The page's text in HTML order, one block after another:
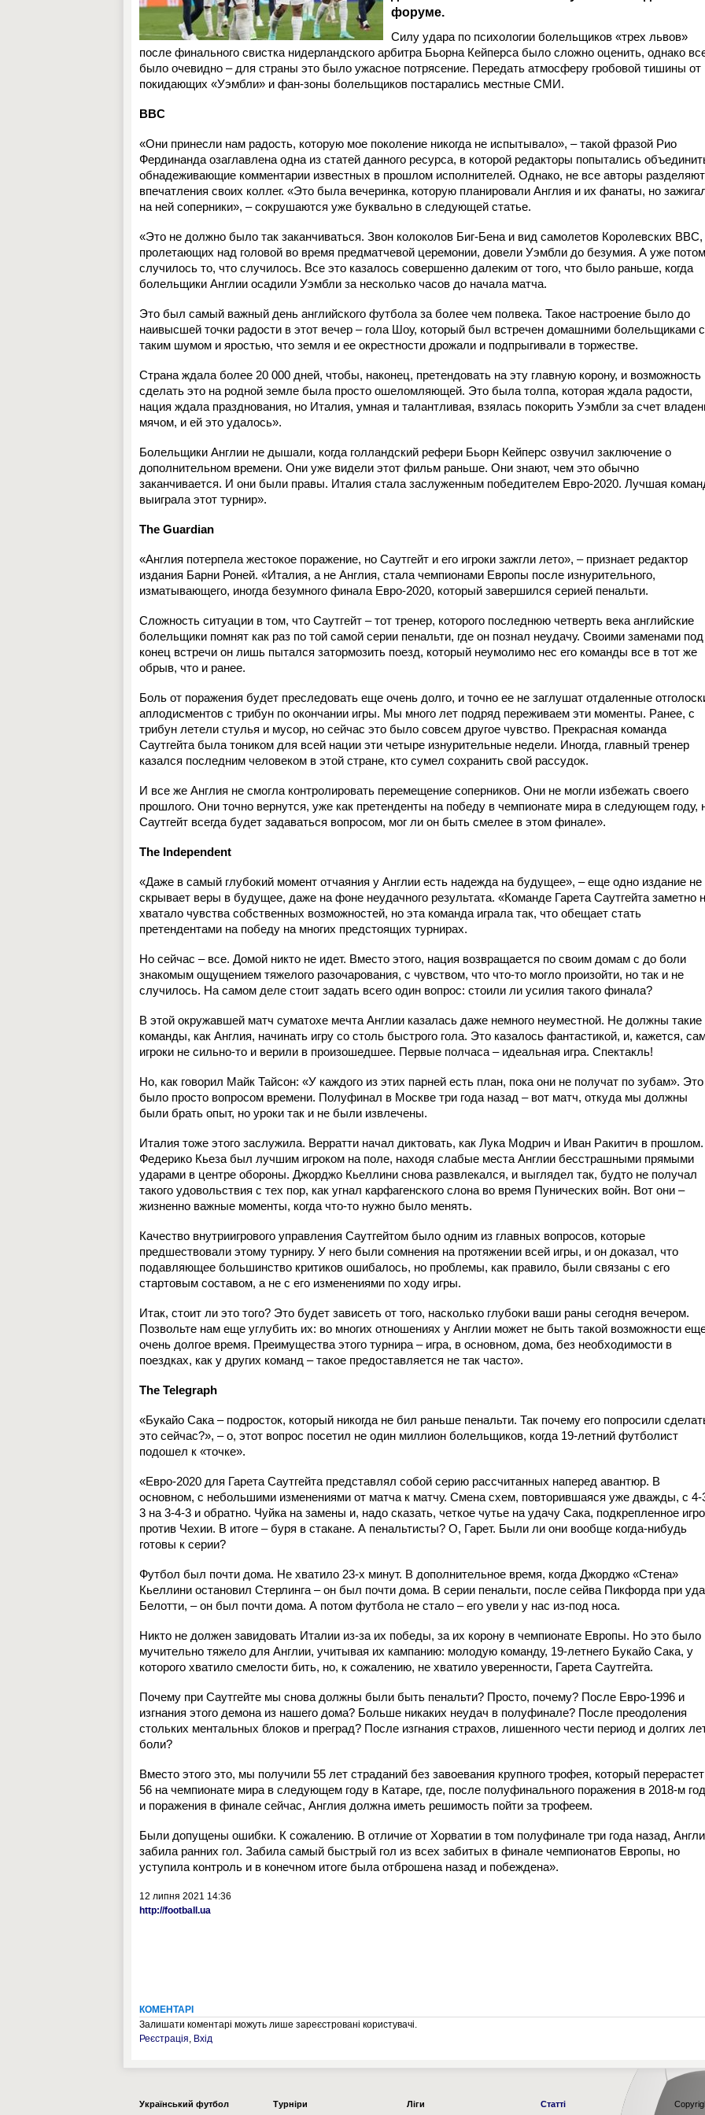
форуме.
Силу удара по психологии болельщиков «трех львов»
после финального свистка нидерландского арбитра Бьорна Кейперса было сложно оценить, однако
было очевидно – для страны это было ужасное потрясение. Передать атмосферу гробовой тишины от
покидающих «Уэмбли» и фан-зоны болельщиков постарались местные СМИ.
BBC
«Они принесли нам радость, которую мое поколение никогда не испытывало», – такой фразой Рио
Фердинанда озаглавлена одна из статей данного ресурса, в которой редакторы попытались
обнадеживающие комментарии известных в прошлом исполнителей. Однако, не все авторы разделяют
впечатления своих коллег. «Это была вечеринка, которую планировали Англия и их фанаты, но
на ней соперники», – сокрушаются уже буквально в следующей статье.
«Это не должно было так заканчиваться. Звон колоколов Биг-Бена и вид самолетов Королевских ВВС,
пролетающих над головой во время предматчевой церемонии, довели Уэмбли до безумия. А уже потом
случилось то, что случилось. Все это казалось совершенно далеким от того, что было раньше, когда
болельщики Англии осадили Уэмбли за несколько часов до начала матча.
Это был самый важный день английского футбола за более чем полвека. Такое настроение было до
наивысшей точки радости в этот вечер – гола Шоу, который был встречен домашними болельщиками с
таким шумом и яростью, что земля и ее окрестности дрожали и подпрыгивали в торжестве.
Страна ждала более 20 000 дней, чтобы, наконец, претендовать на эту главную корону, и возможность
сделать это на родной земле была просто ошеломляющей. Это была толпа, которая ждала радости,
нация ждала празднования, но Италия, умная и талантливая, взялась покорить Уэмбли за счет
мячом, и ей это удалось».
Болельщики Англии не дышали, когда голландский рефери Бьорн Кейперс озвучил заключение о
дополнительном времени. Они уже видели этот фильм раньше. Они знают, чем это обычно
заканчивается. И они были правы. Италия стала заслуженным победителем Евро-2020. Лучшая
выиграла этот турнир».
The Guardian
«Англия потерпела жестокое поражение, но Саутгейт и его игроки зажгли лето», – признает редактор
издания Барни Роней. «Италия, а не Англия, стала чемпионами Европы после изнурительного,
изматывающего, иногда безумного финала Евро-2020, который завершился серией пенальти.
Сложность ситуации в том, что Саутгейт – тот тренер, которого последнюю четверть века английские
болельщики помнят как раз по той самой серии пенальти, где он познал неудачу. Своими заменами под
конец встречи он лишь пытался затормозить поезд, который неумолимо нес его команды все в тот же
обрыв, что и ранее.
Боль от поражения будет преследовать еще очень долго, и точно ее не заглушат отдаленные
аплодисментов с трибун по окончании игры. Мы много лет подряд переживаем эти моменты. Ранее, с
трибун летели стулья и мусор, но сейчас это было совсем другое чувство. Прекрасная команда
Саутгейта была тоником для всей нации эти четыре изнурительные недели. Иногда, главный тренер
казался последним человеком в этой стране, кто сумел сохранить свой рассудок.
И все же Англия не смогла контролировать перемещение соперников. Они не могли избежать своего
прошлого. Они точно вернутся, уже как претенденты на победу в чемпионате мира в следующем году,
Саутгейт всегда будет задаваться вопросом, мог ли он быть смелее в этом финале».
The Independent
«Даже в самый глубокий момент отчаяния у Англии есть надежда на будущее», – еще одно издание не
скрывает веры в будущее, даже на фоне неудачного результата. «Команде Гарета Саутгейта заметно
хватало чувства собственных возможностей, но эта команда играла так, что обещает стать
претендентами на победу на многих предстоящих турнирах.
Но сейчас – все. Домой никто не идет. Вместо этого, нация возвращается по своим домам с до боли
знакомым ощущением тяжелого разочарования, с чувством, что что-то могло произойти, но так и не
случилось. На самом деле стоит задать всего один вопрос: стоили ли усилия такого финала?
В этой окружавшей матч суматохе мечта Англии казалась даже немного неуместной. Не должны такие
команды, как Англия, начинать игру со столь быстрого гола. Это казалось фантастикой, и, кажется,
игроки не сильно-то и верили в произошедшее. Первые полчаса – идеальная игра. Спектакль!
Но, как говорил Майк Тайсон: «У каждого из этих парней есть план, пока они не получат по зубам». Это
было просто вопросом времени. Полуфинал в Москве три года назад – вот матч, откуда мы должны
были брать опыт, но уроки так и не были извлечены.
Италия тоже этого заслужила. Верратти начал диктовать, как Лука Модрич и Иван Ракитич в прошлом.
Федерико Кьеза был лучшим игроком на поле, находя слабые места Англии бесстрашными прямыми
ударами в центре обороны. Джорджо Кьеллини снова развлекался, и выглядел так, будто не получал
такого удовольствия с тех пор, как угнал карфагенского слона во время Пунических войн. Вот они –
жизненно важные моменты, когда что-то нужно было менять.
Качество внутриигрового управления Саутгейтом было одним из главных вопросов, которые
предшествовали этому турниру. У него были сомнения на протяжении всей игры, и он доказал, что
подавляющее большинство критиков ошибалось, но проблемы, как правило, были связаны с его
стартовым составом, а не с его изменениями по ходу игры.
Итак, стоит ли это того? Это будет зависеть от того, насколько глубоки ваши раны сегодня вечером.
Позвольте нам еще углубить их: во многих отношениях у Англии может не быть такой возможности
очень долгое время. Преимущества этого турнира – игра, в основном, дома, без необходимости в
поездках, как у других команд – такое предоставляется не так часто».
The Telegraph
«Букайо Сака – подросток, который никогда не бил раньше пенальти. Так почему его попросили
это сейчас?», – о, этот вопрос посетил не один миллион болельщиков, когда 19-летний футболист
подошел к «точке».
«Евро-2020 для Гарета Саутгейта представлял собой серию рассчитанных наперед авантюр. В
основном, с небольшими изменениями от матча к матчу. Смена схем, повторившаяся уже дважды, с 4-
3 на 3-4-3 и обратно. Чуйка на замены и, надо сказать, четкое чутье на удачу Сака, подкрепленное
против Чехии. В итоге – буря в стакане. А пенальтисты? О, Гарет. Были ли они вообще когда-нибудь
готовы к серии?
Футбол был почти дома. Не хватило 23-х минут. В дополнительное время, когда Джорджо «Стена»
Кьеллини остановил Стерлинга – он был почти дома. В серии пенальти, после сейва Пикфорда при
Белотти, – он был почти дома. А потом футбола не стало – его увели у нас из-под носа.
Никто не должен завидовать Италии из-за их победы, за их корону в чемпионате Европы. Но это было
мучительно тяжело для Англии, учитывая их кампанию: молодую команду, 19-летнего Букайо Сака, у
которого хватило смелости бить, но, к сожалению, не хватило уверенности, Гарета Саутгейта.
Почему при Саутгейте мы снова должны были быть пенальти? Просто, почему? После Евро-1996 и
изгнания этого демона из нашего дома? Больше никаких неудач в полуфинале? После преодоления
стольких ментальных блоков и преград? После изгнания страхов, лишенного чести период и долгих
боли?
Вместо этого это, мы получили 55 лет страданий без завоевания крупного трофея, который
56 на чемпионате мира в следующем году в Катаре, где, после полуфинального поражения в 2018-м
и поражения в финале сейчас, Англия должна иметь решимость пойти за трофеем.
Были допущены ошибки. К сожалению. В отличие от Хорватии в том полуфинале три года назад,
забила ранних гол. Забила самый быстрый гол из всех забитых в финале чемпионатов Европы, но
уступила контроль и в конечном итоге была отброшена назад и побеждена».
12 липня 2021 14:36
http://football.ua
КОМЕНТАРІ
Залишати коментарі можуть лише зареєстровані користувачі.
Реєстрація, Вхід
Українcький футбол
Турніри
Ліги
Статті